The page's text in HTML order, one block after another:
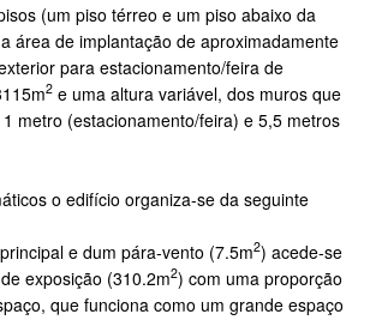
(um piso térreo e um piso abaixo da
área de implantação de aproximadamente
para estacionamento/feira de
2 e uma altura variável, dos muros que
metro (estacionamento/feira) e 5,5 metros
o edifício organiza-se da seguinte
e dum pára-vento (7.5m2) acede-se
exposição (310.2m2) com uma proporção
que funciona como um grande espaço